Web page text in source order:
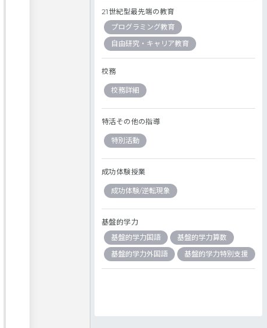
21世紀型最先端の教育
プログラミング教育
自由研究・キャリア教育
校務
校務詳細
特活その他の指導
特別活動
成功体験授業
成功体験/逆転現象
基盤的学力
基盤的学力国語
基盤的学力算数
基盤的学力外国語
基盤的学力特別支援